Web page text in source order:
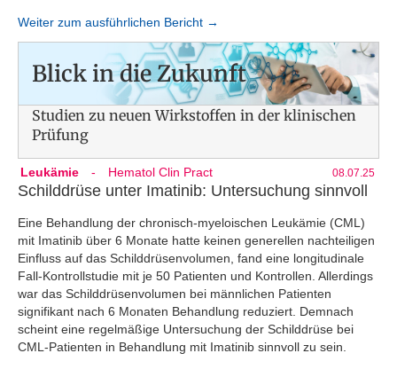
Weiter zum ausführlichen Bericht →
Blick in die Zukunft
Studien zu neuen Wirkstoffen in der klinischen
Prüfung
Leukämie - Hematol Clin Pract 08.07.25
Schilddrüse unter Imatinib: Untersuchung sinnvoll
Eine Behandlung der chronisch-myeloischen Leukämie (CML)
mit Imatinib über 6 Monate hatte keinen generellen nachteiligen
Einfluss auf das Schilddrüsenvolumen, fand eine longitudinale
Fall-Kontrollstudie mit je 50 Patienten und Kontrollen. Allerdings
war das Schilddrüsenvolumen bei männlichen Patienten
signifikant nach 6 Monaten Behandlung reduziert. Demnach
scheint eine regelmäßige Untersuchung der Schilddrüse bei
CML-Patienten in Behandlung mit Imatinib sinnvoll zu sein.